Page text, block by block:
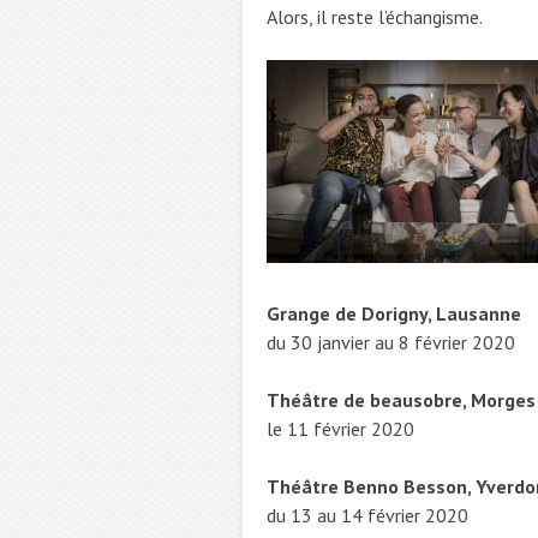
Alors, il reste l’échangisme.
Grange de Dorigny, Lausanne
du 30 janvier au 8 février 2020
Théâtre de beausobre, Morges
le 11 février 2020
Théâtre Benno Besson,
du 13 au 14 février 2020